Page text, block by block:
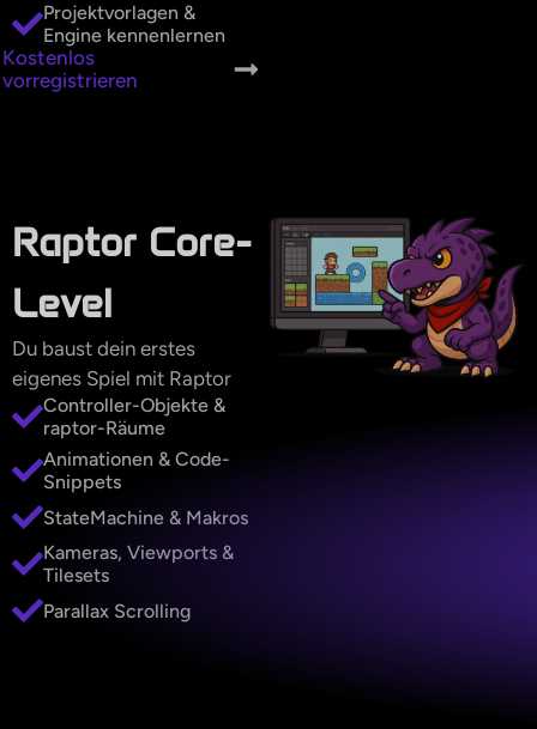
Projektvorlagen &
Engine kennenlernen
Kostenlos
vorregistrieren
Raptor Core-
Level
Du baust dein erstes
eigenes Spiel mit Raptor
Controller-Objekte &
raptor-Räume
Animationen & Code-
Snippets
StateMachine & Makros
Kameras, Viewports &
Tilesets
Parallax Scrolling